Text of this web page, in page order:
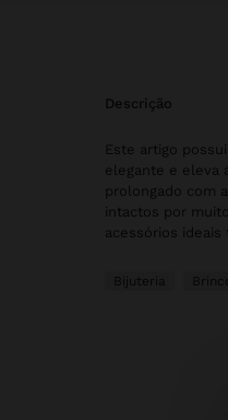
descrição
Este artigo
elegante e eleva
prolongado com
intactos por
acessórios ideais
Bijuteria